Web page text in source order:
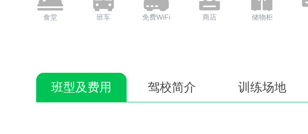
食堂 班车 免费WiFi 商店 储物柜
班型及费用 驾校简介 训练场地